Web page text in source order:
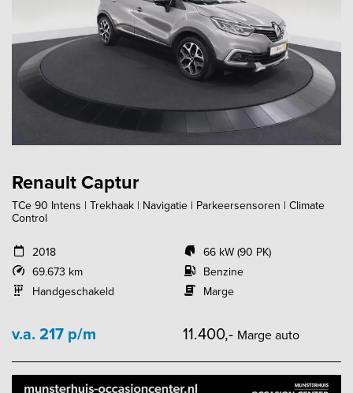
Renault Captur
TCe 90 Intens | Trekhaak | Navigatie | Parkeersensoren | Climate
Control
2018
69.673 km
Handgeschakeld
66 kW (90 PK)
Benzine
Marge
v.a. 217 p/m 11.400,- Marge auto